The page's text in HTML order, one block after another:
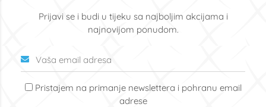
Prijavi se i budi u tijeku sa najboljim akcijama i
najnovijom ponudom.
Pristajem na primanje newslettera i pohranu email
adrese